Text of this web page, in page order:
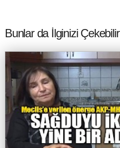
Bunlar da İlginizi Çekebilir